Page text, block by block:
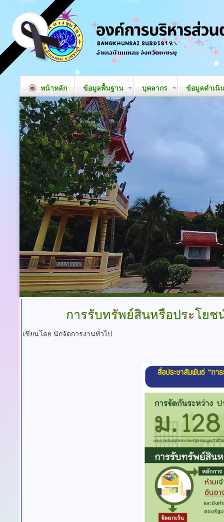
หน้าหลัก ข้อมูลพื้นฐาน บุคลากร ข้อมูลดำเนิ
การรับทรัพย์สินหรือประโยช
เขียนโดย นักจัดการงานทั่วไป